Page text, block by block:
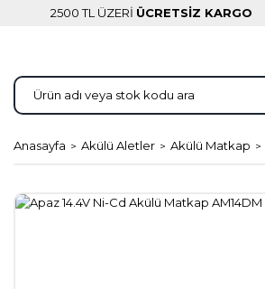
2500 TL ÜZERİ ÜCRETSİZ KARGO
Anasayfa Akülü Aletler Akülü Matkap